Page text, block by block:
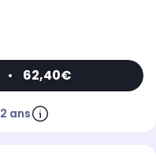
• 62,40€
2 ans